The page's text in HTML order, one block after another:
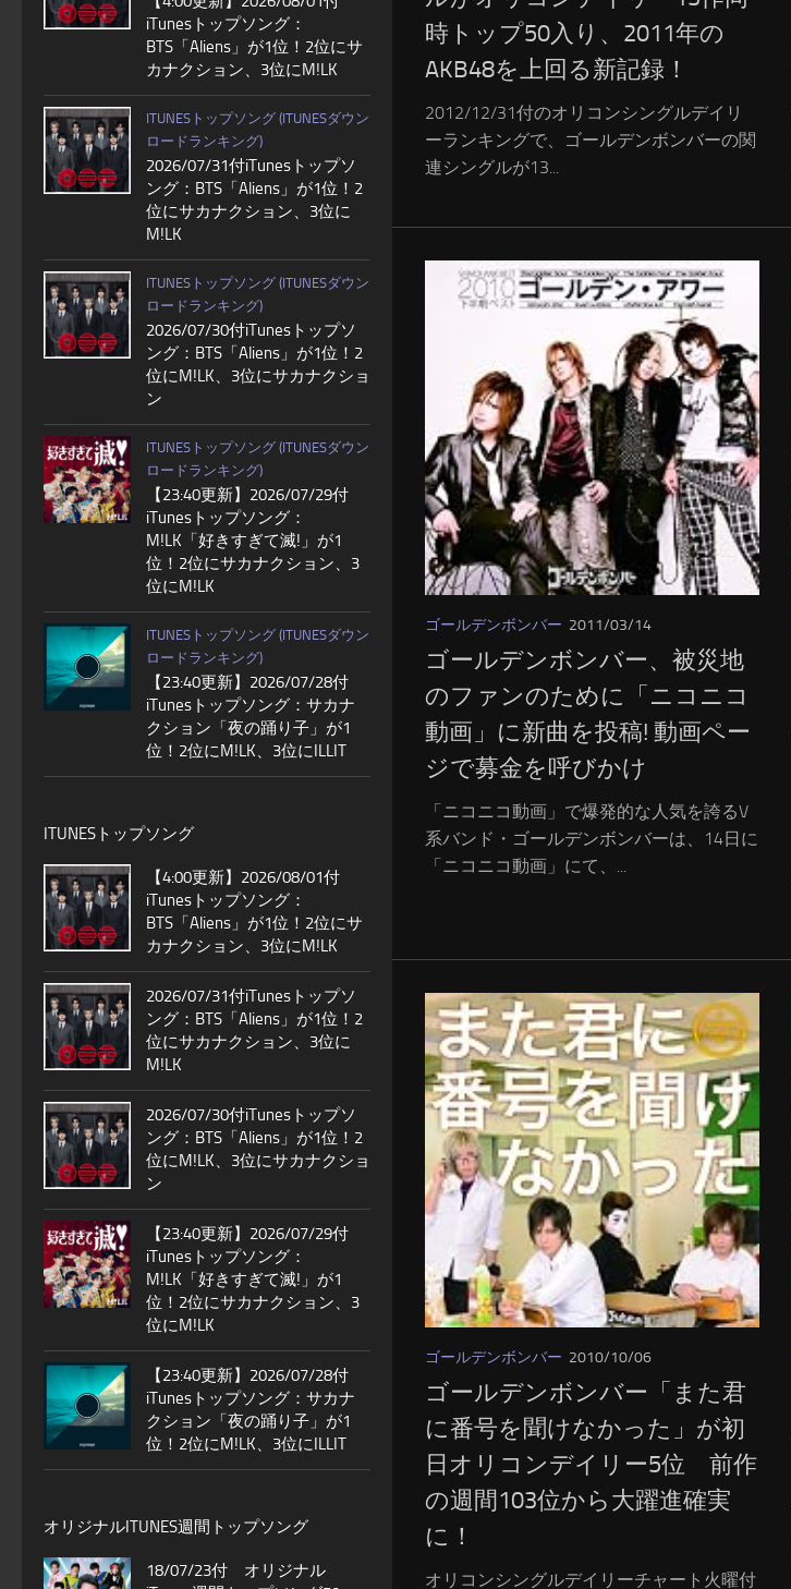
時トップ50入り、2011年の
AKB48を上回る新記録！
2012/12/31付のオリコンシングルデイリ
ーランキングで、ゴールデンボンバーの関
連シングルが13...
ゴールデンボンバー 2011/03/14
ゴールデンボンバー、被災地
のファンのために「ニコニコ
動画」に新曲を投稿! 動画ペー
ジで募金を呼びかけ
「ニコニコ動画」で爆発的な人気を誇るV
系バンド・ゴールデンボンバーは、14日に
「ニコニコ動画」にて、...
ゴールデンボンバー 2010/10/06
ゴールデンボンバー「また君
に番号を聞けなかった」が初
日オリコンデイリー5位 前作
の週間103位から大躍進確実
に！
オリコンシングルデイリーチャート火曜付
iTunesトップソング：
BTS「Aliens」が1位！2位にサ
カナクション、3位にM!LK
ITUNESトップソング (ITUNESダウン
ロードランキング)
2026/07/31付iTunesトップソ
ング：BTS「Aliens」が1位！2
位にサカナクション、3位に
M!LK
ITUNESトップソング (ITUNESダウン
ロードランキング)
2026/07/30付iTunesトップソ
ング：BTS「Aliens」が1位！2
位にM!LK、3位にサカナクショ
ン
ITUNESトップソング (ITUNESダウン
ロードランキング)
【23:40更新】2026/07/29付
iTunesトップソング：
M!LK「好きすぎて滅!」が1
位！2位にサカナクション、3
位にM!LK
ITUNESトップソング (ITUNESダウン
ロードランキング)
【23:40更新】2026/07/28付
iTunesトップソング：サカナ
クション「夜の踊り子」が1
位！2位にM!LK、3位にILLIT
ITUNESトップソング
【4:00更新】2026/08/01付
iTunesトップソング：
BTS「Aliens」が1位！2位にサ
カナクション、3位にM!LK
2026/07/31付iTunesトップソ
ング：BTS「Aliens」が1位！2
位にサカナクション、3位に
M!LK
2026/07/30付iTunesトップソ
ング：BTS「Aliens」が1位！2
位にM!LK、3位にサカナクショ
ン
【23:40更新】2026/07/29付
iTunesトップソング：
M!LK「好きすぎて滅!」が1
位！2位にサカナクション、3
位にM!LK
【23:40更新】2026/07/28付
iTunesトップソング：サカナ
クション「夜の踊り子」が1
位！2位にM!LK、3位にILLIT
オリジナルITUNES週間トップソング
18/07/23付 オリジナル